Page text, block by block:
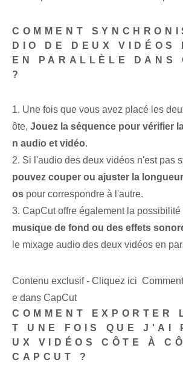
COMMENT
DIO DE DEUX VIDÉOS
EN PARALLÈLE DANS
?
1. Une fois que vous avez placé les
ôte, Jouez la séquence pour vérifier
n audio et vidéo.
2. Si l'audio des deux vidéos n'est pas
pouvez couper ⁢ou ajuster la
os pour correspondre à l'autre.
3. CapCut offre également la possibilité
musique de fond ou des effets
le mixage audio des deux vidéos en
Contenu exclusif - Cliquez ici
e dans CapCut
COMMENT EXPORTER
T UNE FOIS QUE J'AI
UX VIDÉOS CÔTE À
CAPCUT ?